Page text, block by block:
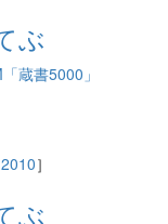
蔵書5000」
2010］